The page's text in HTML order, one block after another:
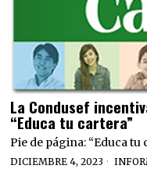
La Condusef
“Educa tu cartera”
Pie de página: “Educa
DICIEMBRE 4, 2023